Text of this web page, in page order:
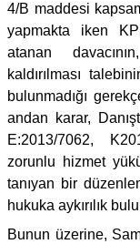
4/B maddesi
yapmakta iken
atanan
kaldırılması
bulunmadığı
andan karar,
E:2013/7062,
zorunlu hizmet
tanıyan bir
hukuka aykırılık
Bunun üzerine,